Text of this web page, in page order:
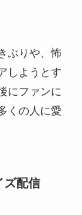
ぶりや、怖
しようとす
にファンに
くの人に愛
ズ配信